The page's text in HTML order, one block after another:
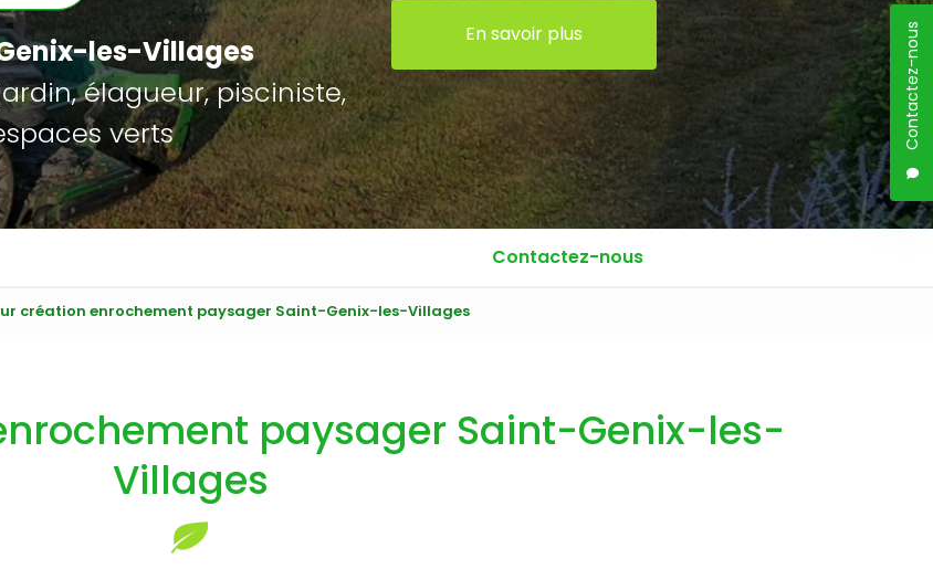
Contactez-nous
Piscine
les-Villages
élagueur, pisciniste,
verts
En savoir plus
Contactez-nous
création enrochement paysager Saint-Genix-les-Villages
paysager Saint-Genix-les-
Villages